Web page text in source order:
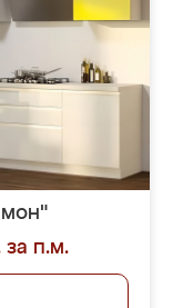
за п.м.